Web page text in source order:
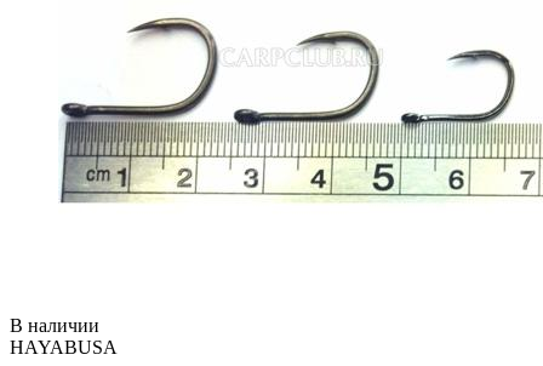
В наличии
HAYABUSA